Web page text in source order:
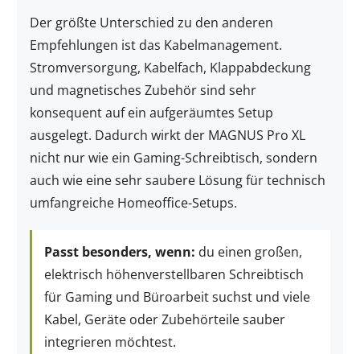
Der größte Unterschied zu den anderen
Empfehlungen ist das Kabelmanagement.
Stromversorgung, Kabelfach, Klappabdeckung
und magnetisches Zubehör sind sehr
konsequent auf ein aufgeräumtes Setup
ausgelegt. Dadurch wirkt der MAGNUS Pro XL
nicht nur wie ein Gaming-Schreibtisch, sondern
auch wie eine sehr saubere Lösung für technisch
umfangreiche Homeoffice-Setups.
Passt besonders, wenn: du einen großen,
elektrisch höhenverstellbaren Schreibtisch
für Gaming und Büroarbeit suchst und viele
Kabel, Geräte oder Zubehörteile sauber
integrieren möchtest.